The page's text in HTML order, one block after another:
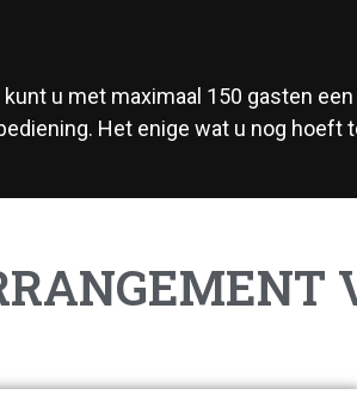
u met maximaal 150 gasten
Het enige wat u nog